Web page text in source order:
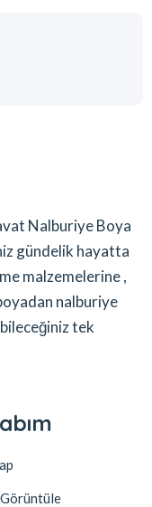
Nalburiye Boya
gündelik hayatta
malzemelerine ,
nalburiye
tek